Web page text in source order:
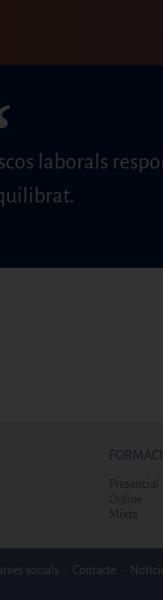
laborals
Presencial
Online
Mixta
socials Contacte